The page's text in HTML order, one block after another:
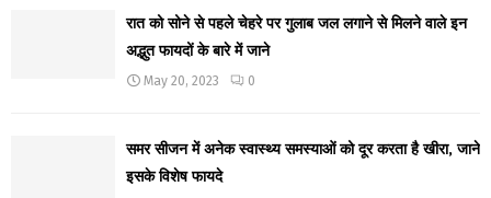
रात को सोने से पहले चेहरे पर गुलाब जल लगाने से मिलने वाले इन
अद्भुत फायदों के बारे में जाने
May 20, 2023 0
समर सीजन में अनेक स्वास्थ्य समस्याओं को दूर करता है खीरा, जाने
इसके विशेष फायदे